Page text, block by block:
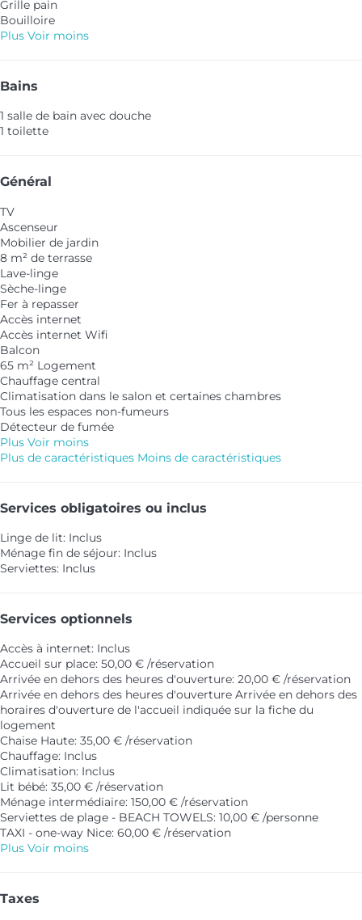
Grille pain
Bouilloire
Plus Voir moins
Bains
1 salle de bain avec douche
1 toilette
Général
TV
Ascenseur
Mobilier de jardin
8 m² de terrasse
Lave-linge
Sèche-linge
Fer à repasser
Accès internet
Accès internet Wifi
Balcon
65 m² Logement
Chauffage central
Climatisation dans le salon et certaines chambres
Tous les espaces non-fumeurs
Détecteur de fumée
Plus Voir moins
Plus de caractéristiques Moins de caractéristiques
Services obligatoires ou inclus
Linge de lit: Inclus
Ménage fin de séjour: Inclus
Serviettes: Inclus
Services optionnels
Accès à internet: Inclus
Accueil sur place: 50,00 € /réservation
Arrivée en dehors des heures d'ouverture: 20,00 € /réservation
Arrivée en dehors des heures d'ouverture Arrivée en dehors des
horaires d'ouverture de l'accueil indiquée sur la fiche du
logement
Chaise Haute: 35,00 € /réservation
Chauffage: Inclus
Climatisation: Inclus
Lit bébé: 35,00 € /réservation
Ménage intermédiaire: 150,00 € /réservation
Serviettes de plage - BEACH TOWELS: 10,00 € /personne
TAXI - one-way Nice: 60,00 € /réservation
Plus Voir moins
Taxes